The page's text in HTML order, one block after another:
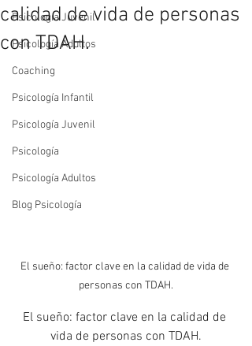
Psicología Juvenil
Psicología Adultos
Coaching
Psicología Infantil
Psicología Juvenil
Psicología
Psicología Adultos
Blog Psicología
calidad de vida de personas
con TDAH.
El sueño: factor clave en la calidad de vida de
personas con TDAH.
El sueño: factor clave en la calidad de
vida de personas con TDAH.